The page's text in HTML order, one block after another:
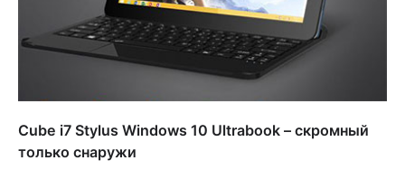
Cube i7 Stylus Windows 10 Ultrabook – скромный
только снаружи